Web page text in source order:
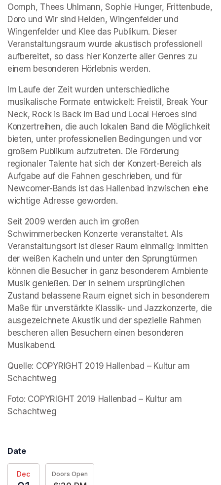
Oomph, Thees Uhlmann, Sophie Hunger, Frittenbude,
Doro und Wir sind Helden, Wingenfelder und
Wingenfelder und Klee das Publikum. Dieser
Veranstaltungsraum wurde akustisch professionell
aufbereitet, so dass hier Konzerte aller Genres zu
einem besonderen Hörlebnis werden.
Im Laufe der Zeit wurden unterschiedliche
musikalische Formate entwickelt: Freistil, Break Your
Neck, Rock is Back im Bad und Local Heroes sind
Konzertreihen, die auch lokalen Band die Möglichkeit
bieten, unter professionellen Bedingungen und vor
großem Publikum aufzutreten. Die Förderung
regionaler Talente hat sich der Konzert-Bereich als
Aufgabe auf die Fahnen geschrieben, und für
Newcomer-Bands ist das Hallenbad inzwischen eine
wichtige Adresse geworden.
Seit 2009 werden auch im großen
Schwimmerbecken Konzerte veranstaltet. Als
Veranstaltungsort ist dieser Raum einmalig: Inmitten
der weißen Kacheln und unter den Sprungtürmen
können die Besucher in ganz besonderem Ambiente
Musik genießen. Der in seinem ursprünglichen
Zustand belassene Raum eignet sich in besonderem
Maße für unverstärkte Klassik- und Jazzkonzerte, die
ausgezeichnete Akustik und der spezielle Rahmen
bescheren allen Besuchern einen besonderen
Musikabend.
Quelle: COPYRIGHT 2019 Hallenbad – Kultur am
Schachtweg
Foto: COPYRIGHT 2019 Hallenbad – Kultur am
Schachtweg
Date
Dec Doors Open